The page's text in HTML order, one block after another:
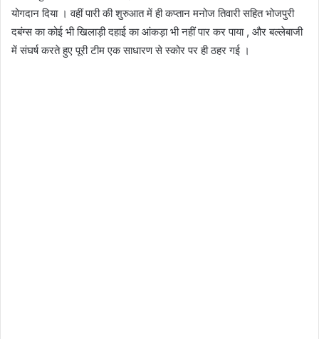
योगदान दिया । वहीं पारी की शुरुआत में ही कप्तान मनोज तिवारी सहित भोजपुरी
दबंग्स का कोई भी खिलाड़ी दहाई का आंकड़ा भी नहीं पार कर पाया , और बल्लेबाजी
में संघर्ष करते हुए पूरी टीम एक साधारण से स्कोर पर ही ठहर गई ।